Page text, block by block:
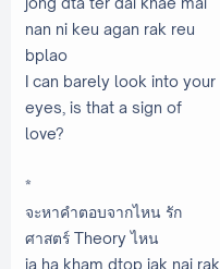
nan ni keu agan rak reu
bplao
I can barely look into your
eyes, is that a sign of
love?
*
จะหาคำตอบจากไหน รัก
ศาสตร์ Theory ไหน
ja ha kham dtop jak nai rak